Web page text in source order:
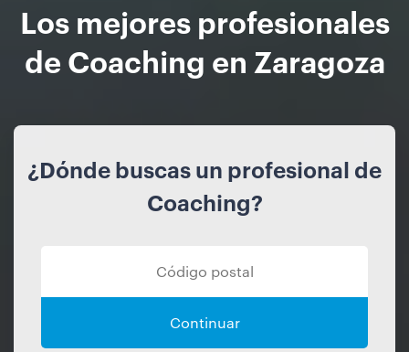
Los mejores profesionales
de Coaching en Zaragoza
¿Dónde buscas un profesional de
Coaching?
Continuar